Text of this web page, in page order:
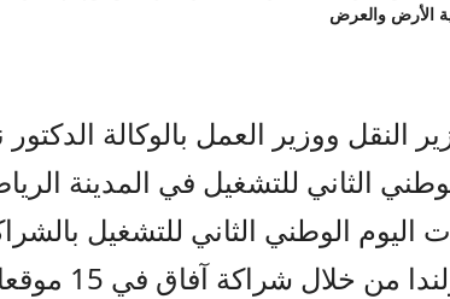
الأرض والعرض
النقل ووزير العمل بالوكالة
الوطني الثاني للتشغيل في المدينة
اليوم الوطني الثاني للتشغيل
وبدعم من مملكة